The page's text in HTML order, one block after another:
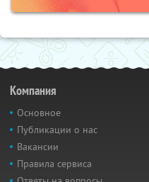
Компания
Основное
Публикации о нас
Вакансии
Правила сервиса